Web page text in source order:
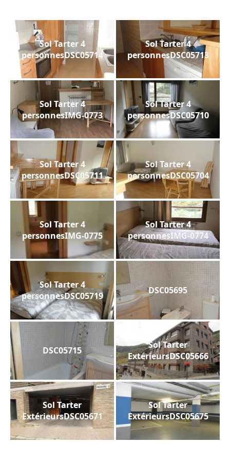
Sol Tarter 4
personnesDSC05714
Sol Tarter 4
personnesDSC05713
Sol Tarter 4
personnesIMG-0773
Sol Tarter 4
personnesDSC05710
Sol Tarter 4
personnesDSC05711
Sol Tarter 4
personnesDSC05704
Sol Tarter 4
personnesIMG-0775
Sol Tarter 4
personnesIMG-0774
Sol Tarter 4
personnesDSC05719
DSC05695
DSC05715
Sol Tarter
ExtérieursDSC05666
Sol Tarter
ExtérieursDSC05671
Sol Tarter
ExtérieursDSC05675